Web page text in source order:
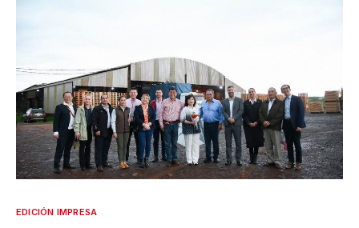
EDICIÓN IMPRESA